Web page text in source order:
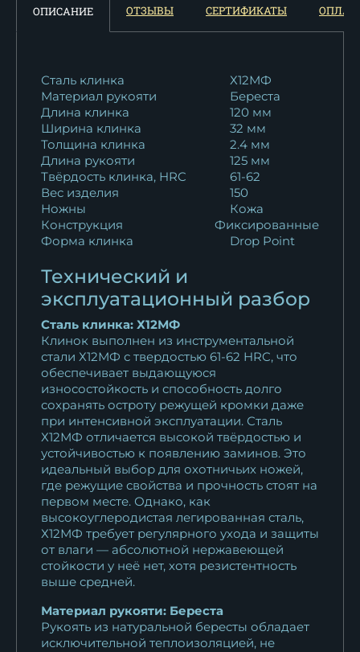
11 267
Нож Кречет ELMAX береста
20 796
Нож Кречет D2 береста
ОПИСАНИЕ ОТЗЫВЫ СЕРТИФИКАТЫ
Сталь клинка
Х12МФ
Материал рукояти
Береста
Длина клинка
120 мм
Ширина клинка
32 мм
Толщина клинка
2.4 мм
Длина рукояти
125 мм
Твёрдость клинка, HRC
61-62
Вес изделия
150
Ножны
Кожа
Конструкция
Фиксированные
Форма клинка
Drop Point
Технический и
эксплуатационный разбор
Сталь клинка: Х12МФ
Клинок выполнен из инструментальной
стали Х12МФ с твердостью 61-62 HRC, что
обеспечивает выдающуюся
износостойкость и способность долго
сохранять остроту режущей кромки даже
при интенсивной эксплуатации. Сталь
Х12МФ отличается высокой твёрдостью и
устойчивостью к появлению заминов. Это
идеальный выбор для охотничьих ножей,
где режущие свойства и прочность стоят на
первом месте. Однако, как
высокоуглеродистая легированная сталь,
Х12МФ требует регулярного ухода и защиты
от влаги — абсолютной нержавеющей
стойкости у неё нет, хотя резистентность
выше средней.
Материал рукояти: Береста
Рукоять из натуральной бересты обладает
исключительной теплоизоляцией, не